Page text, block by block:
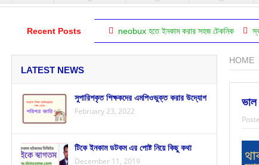
Recent Posts
দৃষ্টিকোণ থেকে) neobux হতে ইনকাম করার সহজ টেকনিক স্বাস্থ্য ভাল
HOME
ভাল
LATEST NEWS
সুপারিশকৃত শিক্ষকদের এমপিওভুক্ত করার উদ্যোগ
February 23, 2022
টিকে ইনকাম ডটকম এর পোষ্ট নিয়ে কিছু কথা
December 11, 2019